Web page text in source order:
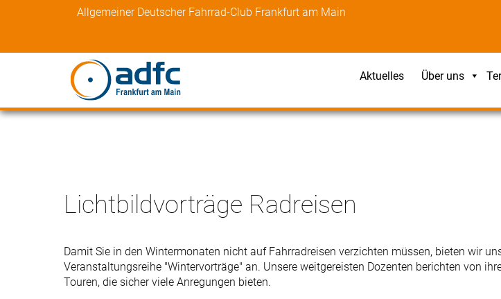
Allgemeiner Deutscher Fahrrad-Club Frankfurt am Main
Aktuelles Über uns
Lichtbildvorträge Radreisen
Damit Sie in den Wintermonaten nicht auf Fahrradreisen verzichten müssen, bieten wir
Veranstaltungsreihe "Wintervorträge" an. Unsere weitgereisten Dozenten berichten von
Touren, die sicher viele Anregungen bieten.